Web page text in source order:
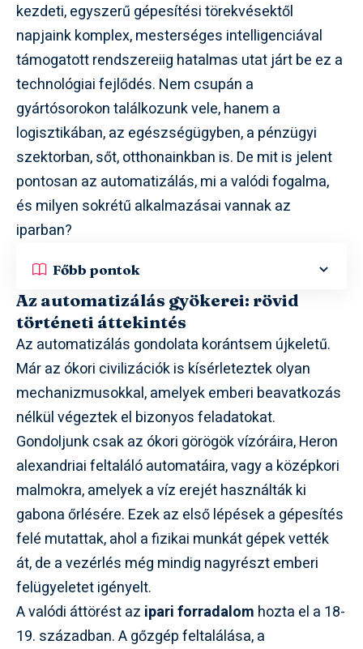
kezdeti, egyszerű gépesítési törekvésektől
napjaink komplex, mesterséges intelligenciával
támogatott rendszereiig hatalmas utat járt be ez a
technológiai fejlődés. Nem csupán a
gyártósorokon találkozunk vele, hanem a
logisztikában, az egészségügyben, a pénzügyi
szektorban, sőt, otthonainkban is. De mit is jelent
pontosan az automatizálás, mi a valódi fogalma,
és milyen sokrétű alkalmazásai vannak az
iparban?
Főbb pontok
Az automatizálás gyökerei: rövid
történeti áttekintés
Az automatizálás gondolata korántsem újkeletű.
Már az ókori civilizációk is kísérleteztek olyan
mechanizmusokkal, amelyek emberi beavatkozás
nélkül végeztek el bizonyos feladatokat.
Gondoljunk csak az ókori görögök vízóráira, Heron
alexandriai feltaláló automatáira, vagy a középkori
malmokra, amelyek a víz erejét használták ki
gabona őrlésére. Ezek az első lépések a gépesítés
felé mutattak, ahol a fizikai munkát gépek vették
át, de a vezérlés még mindig nagyrészt emberi
felügyeletet igényelt.
A valódi áttörést az ipari forradalom hozta el a 18-
19. században. A gőzgép feltalálása, a